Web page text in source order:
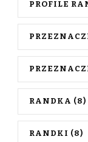
PROFILE
RANDKA (8)
RANDKI (8)